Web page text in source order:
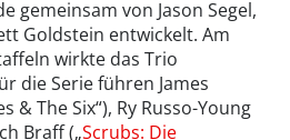
gemeinsam von Jason Segel,
Goldstein entwickelt. Am
wirkte das Trio
die Serie führen James
& The Six“), Ry Russo-Young
Braff („Scrubs: Die